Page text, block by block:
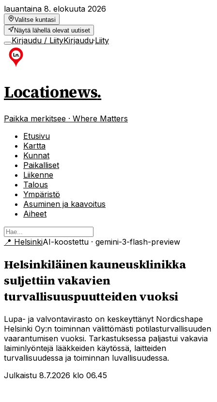
lauantaina 8. elokuuta 2026
Valitse kuntasi
Näytä lähellä olevat uutiset
Kirjaudu / LiityKirjaudu·Liity
Locationews.
Paikka merkitsee · Where Matters
Etusivu
Kartta
Kunnat
Paikalliset
Liikenne
Talous
Ympäristö
Asuminen ja kaavoitus
Aiheet
📍 HelsinkiAI-koostettu · gemini-3-flash-preview
Helsinkiläinen kauneusklinikka
suljettiin vakavien
turvallisuuspuutteiden vuoksi
Lupa- ja valvontavirasto on keskeyttänyt Nordicshape
Helsinki Oy:n toiminnan välittömästi potilasturvallisuuden
vaarantumisen vuoksi. Tarkastuksessa paljastui vakavia
laiminlyöntejä lääkkeiden käytössä, laitteiden
turvallisuudessa ja toiminnan luvallisuudessa.
Julkaistu 8.7.2026 klo 06.45